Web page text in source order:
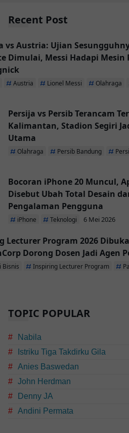
Recent Post
vs Austria: Ujian
Dimulai, Messi Hadapi Mesin
Austria Lionel Messi Olahraga
Persija vs Persib Terancam
Kalimantan, Stadion Segiri
Utama
Olahraga Persib Bandung
Bocoran iPhone 20 Muncul,
Disebut Ubah Total Desain
Pengalaman Pengguna
iPhone Teknologi 6 Mei 2026
Lecturer Program 2026
Dorong Dosen Jadi Agen
Bisnis Inspiring Lecturer Program
TOPIC POPULAR
Nabila
Istriku Tiga Takdirku Gila
Anies Baswedan
John Herdman
Denny JA
Andini Permata